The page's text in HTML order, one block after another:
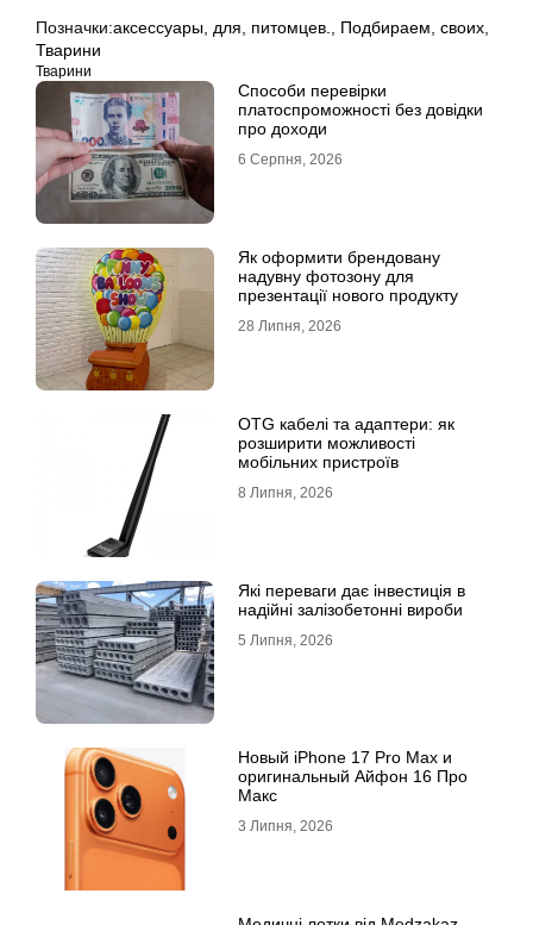
Позначки:аксессуары для питомцев. Подбираем своих
Тварини
Тварини
Способи перевірки
платоспроможності без довідки
про доходи
6 Серпня, 2026
Як оформити брендовану
надувну фотозону для
презентації нового продукту
28 Липня, 2026
OTG кабелі та адаптери: як
розширити можливості
мобільних пристроїв
8 Липня, 2026
Які переваги дає інвестиція в
надійні залізобетонні вироби
5 Липня, 2026
Новый iPhone 17 Pro Max и
оригинальный Айфон 16 Про
Макс
3 Липня, 2026